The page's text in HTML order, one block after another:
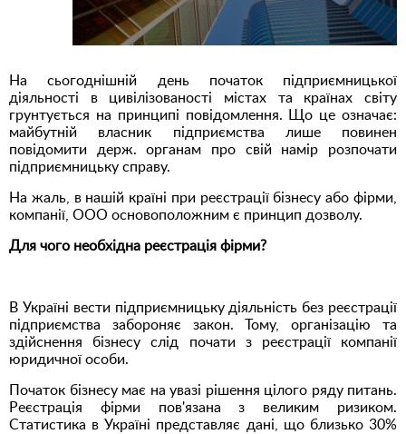
На сьогоднішній день початок підприємницької
діяльності в цивілізованості містах та країнах світу
грунтується на принципі повідомлення. Що це означає:
майбутній власник підприємства лише повинен
повідомити держ. органам про свій намір розпочати
підприємницьку справу.
На жаль, в нашій країні при реєстрації бізнесу або фірми,
компанії, ООО основоположним є принцип дозволу.
Для чого необхідна реєстрація фірми?
В Україні вести підприємницьку діяльність без реєстрації
підприємства забороняє закон. Тому, організацію та
здійснення бізнесу слід почати з реєстрації компанії
юридичної особи.
Початок бізнесу має на увазі рішення цілого ряду питань.
Реєстрація фірми пов'язана з великим ризиком.
Статистика в Україні представляє дані, що близько 30%